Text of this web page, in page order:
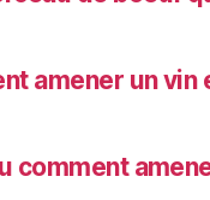
amener un vin
comment